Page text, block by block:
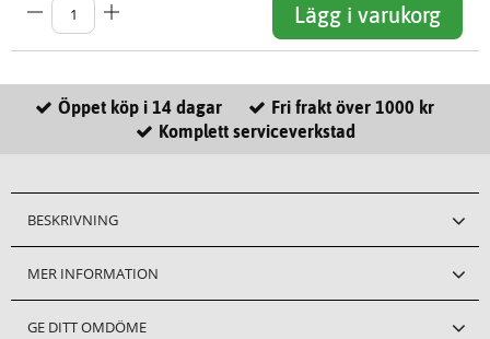
Lägg i varukorg
Öppet köp i 14 dagar
Fri frakt över 1000 kr
Komplett serviceverkstad
BESKRIVNING
MER INFORMATION
GE DITT OMDÖME